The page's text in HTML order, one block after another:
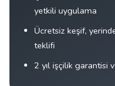
yetkili uygulama
Ücretsiz keşif,
teklifi
2 yıl işçilik garantisi